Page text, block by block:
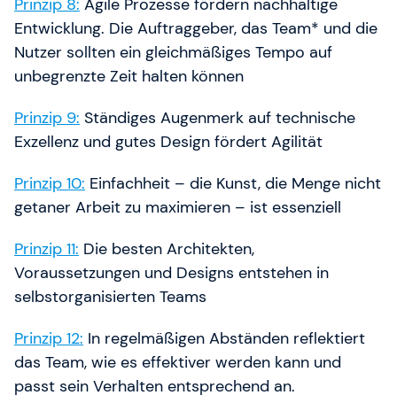
Prinzip 8: Agile Prozesse fördern nachhaltige
Entwicklung. Die Auftraggeber, das Team* und die
Nutzer sollten ein gleichmäßiges Tempo auf
unbegrenzte Zeit halten können
Prinzip 9: Ständiges Augenmerk auf technische
Exzellenz und gutes Design fördert Agilität
Prinzip 10: Einfachheit – die Kunst, die Menge nicht
getaner Arbeit zu maximieren – ist essenziell
Prinzip 11: Die besten Architekten,
Voraussetzungen und Designs entstehen in
selbstorganisierten Teams
Prinzip 12: In regelmäßigen Abständen reflektiert
das Team, wie es effektiver werden kann und
passt sein Verhalten entsprechend an.